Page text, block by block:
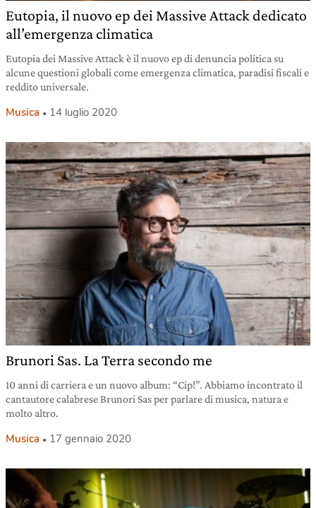
Eutopia, il nuovo ep dei Massive Attack dedicato
all’emergenza climatica
Eutopia dei Massive Attack è il nuovo ep di denuncia politica su
alcune questioni globali come emergenza climatica, paradisi fiscali e
reddito universale.
Musica 14 luglio 2020
Brunori Sas. La Terra secondo me
10 anni di carriera e un nuovo album: “Cip!”. Abbiamo incontrato il
cantautore calabrese Brunori Sas per parlare di musica, natura e
molto altro.
Musica 17 gennaio 2020